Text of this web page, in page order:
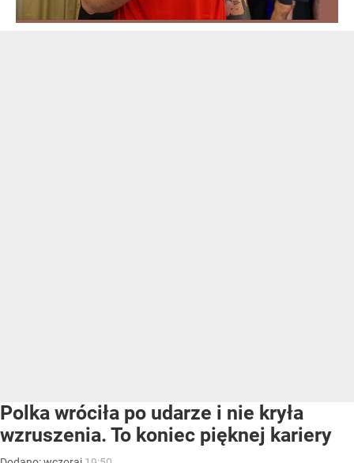
Polka wróciła po udarze i nie kryła
wzruszenia. To koniec pięknej kariery